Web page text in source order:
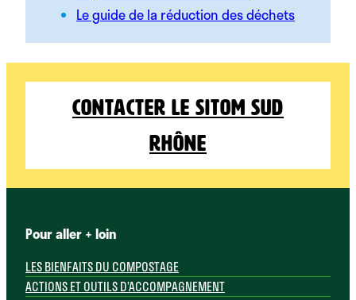
Le guide de la réduction des déchets
Contacter le Sitom Sud
Rhône
Pour aller + loin
LES BIENFAITS DU COMPOSTAGE
ACTIONS ET OUTILS D’ACCOMPAGNEMENT